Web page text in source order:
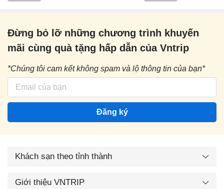
Đừng bỏ lỡ những chương trình khuyến
mãi cùng quà tặng hấp dẫn của Vntrip
*Chúng tôi cam kết không spam và lộ thông tin của bạn*
Đăng ký
Khách sạn theo tỉnh thành
Giới thiệu VNTRIP